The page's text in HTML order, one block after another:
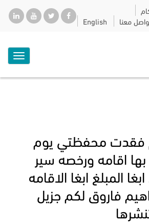
معنا English
فقدت محفظتي يوم
بها اقامه ورخصه سير
المبلغ ابغا الاقامه
فاروق لكم جزيل